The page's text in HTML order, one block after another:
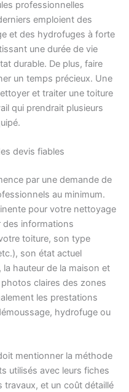
professionnelles
emploient des
et des hydrofuges à forte
une durée de vie
durable. De plus, faire
un temps précieux. Une
et traiter une toiture
qui prendrait plusieurs
devis fiables
par une demande de
au minimum.
pour votre nettoyage
des informations
toiture, son type
son état actuel
hauteur de la maison et
claires des zones
les prestations
hydrofuge ou
mentionner la méthode
utilisés avec leurs fiches
travaux, et un coût détaillé